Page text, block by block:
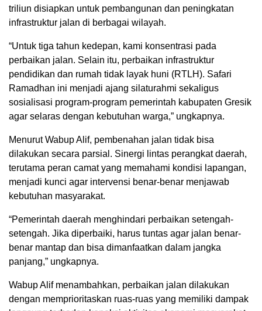
triliun disiapkan untuk pembangunan dan peningkatan
infrastruktur jalan di berbagai wilayah.
“Untuk tiga tahun kedepan, kami konsentrasi pada
perbaikan jalan. Selain itu, perbaikan infrastruktur
pendidikan dan rumah tidak layak huni (RTLH). Safari
Ramadhan ini menjadi ajang silaturahmi sekaligus
sosialisasi program-program pemerintah kabupaten Gresik
agar selaras dengan kebutuhan warga,” ungkapnya.
Menurut Wabup Alif, pembenahan jalan tidak bisa
dilakukan secara parsial. Sinergi lintas perangkat daerah,
terutama peran camat yang memahami kondisi lapangan,
menjadi kunci agar intervensi benar-benar menjawab
kebutuhan masyarakat.
“Pemerintah daerah menghindari perbaikan setengah-
setengah. Jika diperbaiki, harus tuntas agar jalan benar-
benar mantap dan bisa dimanfaatkan dalam jangka
panjang,” ungkapnya.
Wabup Alif menambahkan, perbaikan jalan dilakukan
dengan memprioritaskan ruas-ruas yang memiliki dampak